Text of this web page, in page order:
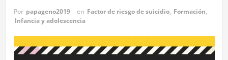
Por papageno2019 en Factor de riesgo de suicidio, Formación,
Infancia y adolescencia